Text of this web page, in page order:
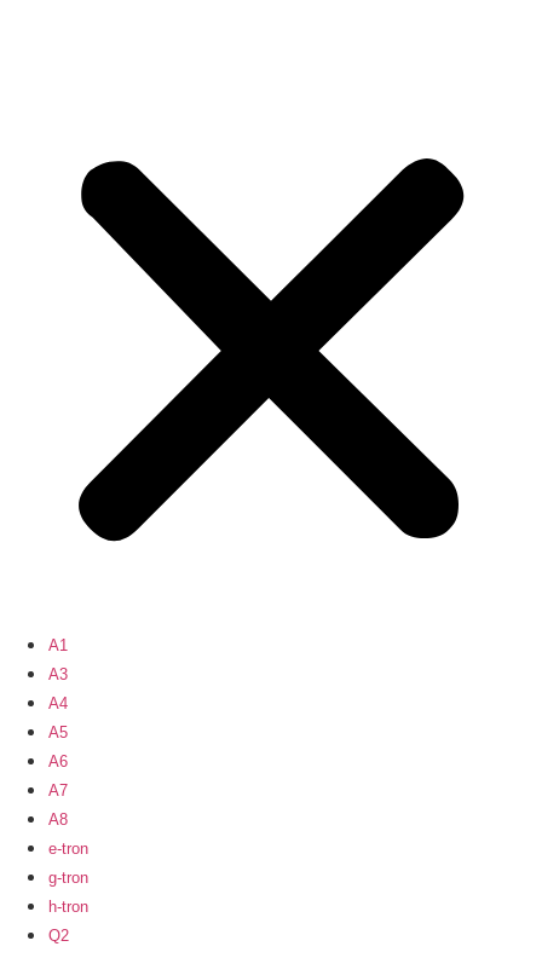
A1
A3
A4
A5
A6
A7
A8
e-tron
g-tron
h-tron
Q2